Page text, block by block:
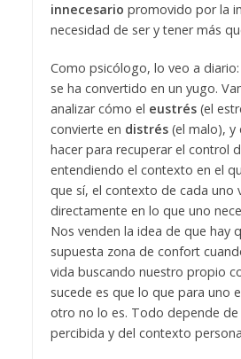
innecesario promovido por la
necesidad de ser y tener más
Como psicólogo, lo veo a
se ha convertido en un yugo.
analizar cómo el eustrés(el
convierte en distrés(el malo), y
hacer para recuperar el control
entendiendo el contexto en el
que sí, el contexto de cada uno
directamente en lo que uno
Nos venden la idea de que hay
supuesta zona de confort
vida buscando nuestro propio
sucede es que lo que para uno
otro no lo es. Todo depende de
percibida y del contexto